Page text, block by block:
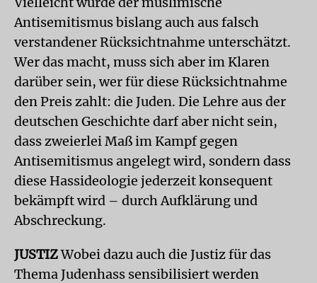
Antisemitismus bislang auch aus falsch
verstandener Rücksichtnahme unterschätzt.
Wer das macht, muss sich aber im Klaren
darüber sein, wer für diese Rücksichtnahme
den Preis zahlt: die Juden. Die Lehre aus der
deutschen Geschichte darf aber nicht sein,
dass zweierlei Maß im Kampf gegen
Antisemitismus angelegt wird, sondern dass
diese Hassideologie jederzeit konsequent
bekämpft wird – durch Aufklärung und
Abschreckung.
JUSTIZWobei dazu auch die Justiz für das
Thema Judenhass sensibilisiert werden